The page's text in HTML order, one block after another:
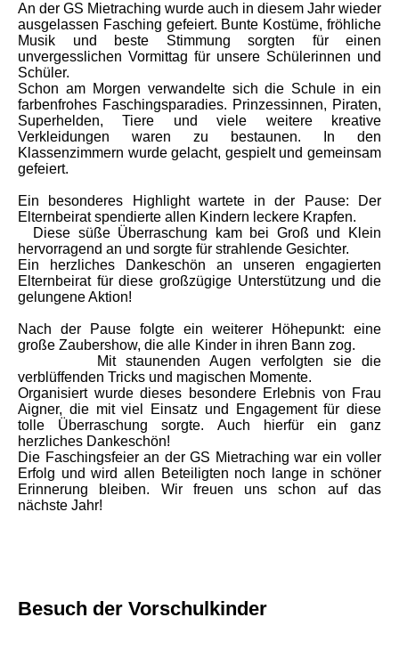
An der GS Mietraching wurde auch in diesem Jahr wieder
ausgelassen Fasching gefeiert. Bunte Kostüme, fröhliche
Musik und beste Stimmung sorgten für einen
unvergesslichen Vormittag für unsere Schülerinnen und
Schüler.
Schon am Morgen verwandelte sich die Schule in ein
farbenfrohes Faschingsparadies. Prinzessinnen, Piraten,
Superhelden, Tiere und viele weitere kreative
Verkleidungen waren zu bestaunen. In den
Klassenzimmern wurde gelacht, gespielt und gemeinsam
gefeiert.
Ein besonderes Highlight wartete in der Pause: Der
Elternbeirat spendierte allen Kindern leckere Krapfen.
Diese süße Überraschung kam bei Groß und Klein
hervorragend an und sorgte für strahlende Gesichter.
Ein herzliches Dankeschön an unseren engagierten
Elternbeirat für diese großzügige Unterstützung und die
gelungene Aktion!
Nach der Pause folgte ein weiterer Höhepunkt: eine
große Zaubershow, die alle Kinder in ihren Bann zog.
Mit staunenden Augen verfolgten sie die
verblüffenden Tricks und magischen Momente.
Organisiert wurde dieses besondere Erlebnis von Frau
Aigner, die mit viel Einsatz und Engagement für diese
tolle Überraschung sorgte. Auch hierfür ein ganz
herzliches Dankeschön!
Die Faschingsfeier an der GS Mietraching war ein voller
Erfolg und wird allen Beteiligten noch lange in schöner
Erinnerung bleiben. Wir freuen uns schon auf das
nächste Jahr!
Besuch der Vorschulkinder